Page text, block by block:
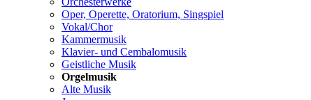
Oper, Operette, Oratorium, Singspiel
Vokal/Chor
Kammermusik
Klavier- und Cembalomusik
Geistliche Musik
Orgelmusik
Alte Musik